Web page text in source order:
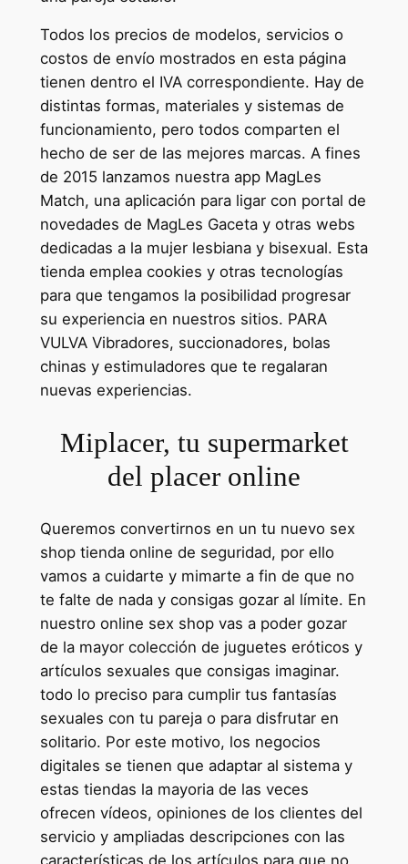
Todos los precios de modelos, servicios o
costos de envío mostrados en esta página
tienen dentro el IVA correspondiente. Hay de
distintas formas, materiales y sistemas de
funcionamiento, pero todos comparten el
hecho de ser de las mejores marcas. A fines
de 2015 lanzamos nuestra app MagLes
Match, una aplicación para ligar con portal de
novedades de MagLes Gaceta y otras webs
dedicadas a la mujer lesbiana y bisexual. Esta
tienda emplea cookies y otras tecnologías
para que tengamos la posibilidad progresar
su experiencia en nuestros sitios. PARA
VULVA Vibradores, succionadores, bolas
chinas y estimuladores que te regalaran
nuevas experiencias.
Miplacer, tu supermarket
del placer online
Queremos convertirnos en un tu nuevo sex
shop tienda online de seguridad, por ello
vamos a cuidarte y mimarte a fin de que no
te falte de nada y consigas gozar al límite. En
nuestro online sex shop vas a poder gozar
de la mayor colección de juguetes eróticos y
artículos sexuales que consigas imaginar.
todo lo preciso para cumplir tus fantasías
sexuales con tu pareja o para disfrutar en
solitario. Por este motivo, los negocios
digitales se tienen que adaptar al sistema y
estas tiendas la mayoria de las veces
ofrecen vídeos, opiniones de los clientes del
servicio y ampliadas descripciones con las
características de los artículos para que no